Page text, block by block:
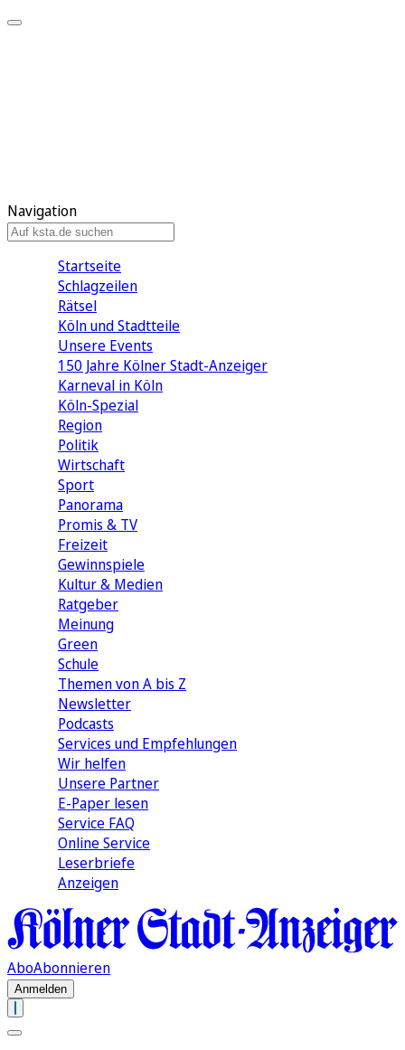
Navigation
Startseite
Schlagzeilen
Rätsel
Köln und Stadtteile
Unsere Events
150 Jahre Kölner Stadt-Anzeiger
Karneval in Köln
Köln-Spezial
Region
Politik
Wirtschaft
Sport
Panorama
Promis & TV
Freizeit
Gewinnspiele
Kultur & Medien
Ratgeber
Meinung
Green
Schule
Themen von A bis Z
Newsletter
Podcasts
Services und Empfehlungen
Wir helfen
Unsere Partner
E-Paper lesen
Service FAQ
Online Service
Leserbriefe
Anzeigen
AboAbonnieren
Anmelden